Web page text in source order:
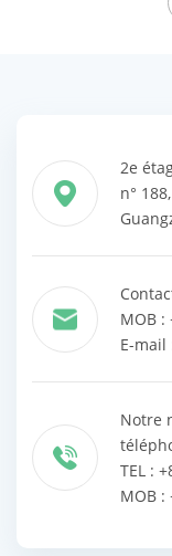
2e
n°
MOB :
E-mail
Notre
TEL :
MOB :